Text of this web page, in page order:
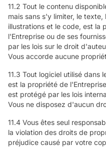
11.2 Tout le contenu
mais sans s'y limiter, le
illustrations et le code, est la
l'Entreprise ou de ses
par les lois sur le droit
Vous accorde aucune
11.3 Tout logiciel utilisé dans
est la propriété de
est protégé par les lois
Vous ne disposez d'aucun
11.4 Vous êtes seul
la violation des droits de
préjudice causé par votre